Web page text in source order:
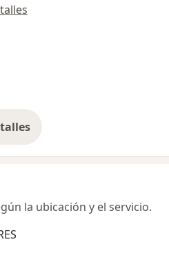
dirección
la ubicación y el servicio.